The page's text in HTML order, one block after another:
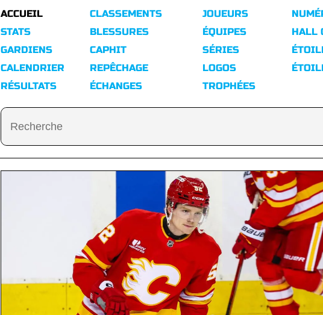
ACCUEIL
STATS
GARDIENS
CALENDRIER
RÉSULTATS
CLASSEMENTS
BLESSURES
CAPHIT
REPÊCHAGE
ÉCHANGES
JOUEURS
ÉQUIPES
SÉRIES
LOGOS
TROPHÉES
HALL